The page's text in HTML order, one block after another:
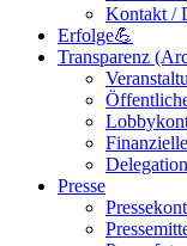
Kontakt /
Erfolge💪
Transparenz
Presse